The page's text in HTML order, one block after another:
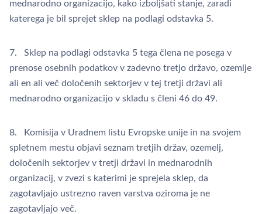
mednarodno organizacijo, kako izboljšati stanje, zaradi
katerega je bil sprejet sklep na podlagi odstavka 5.
7. Sklep na podlagi odstavka 5 tega člena ne posega v
prenose osebnih podatkov v zadevno tretjo državo, ozemlje
ali en ali več določenih sektorjev v tej tretji državi ali
mednarodno organizacijo v skladu s členi 46 do 49.
8. Komisija v Uradnem listu Evropske unije in na svojem
spletnem mestu objavi seznam tretjih držav, ozemelj,
določenih sektorjev v tretji državi in mednarodnih
organizacij, v zvezi s katerimi je sprejela sklep, da
zagotavljajo ustrezno raven varstva oziroma je ne
zagotavljajo več.